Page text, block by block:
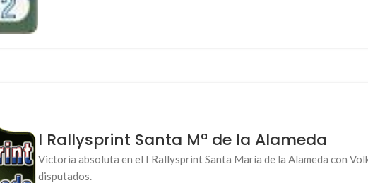
I Rallysprint Santa Mª de la Alameda
Victoria absoluta en el I Rallysprint Santa María de la Alameda con
disputados.